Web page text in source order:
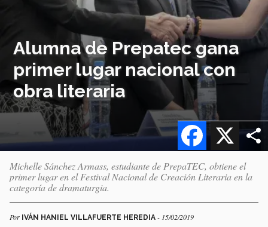
Alumna de Prepatec gana
primer lugar nacional con
obra literaria
X
Facebook
Michelle Sánchez Armass, estudiante de PrepaTEC, obtiene el
primer lugar en el Festival Nacional de Creación Literaria en la
categoría de dramaturgia.
Por IVÁN HANIEL VILLAFUERTE HEREDIA - 15/02/2019